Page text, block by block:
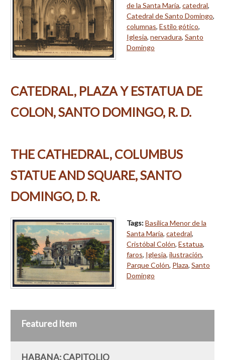
de la Santa María, catedral,
Catedral de Santo Domingo,
columnas, Estilo gótico,
Iglesia, nervadura, Santo
Domingo
CATEDRAL, PLAZA Y ESTATUA DE
COLON, SANTO DOMINGO, R. D.
THE CATHEDRAL, COLUMBUS
STATUE AND SQUARE, SANTO
DOMINGO, D. R.
Tags:Basílica Menor de la
Santa María, catedral,
Cristóbal Colón, Estatua,
faros, Iglesia, ilustración,
Parque Colón, Plaza, Santo
Domingo
Featured Item
HABANA: CAPITOLIO